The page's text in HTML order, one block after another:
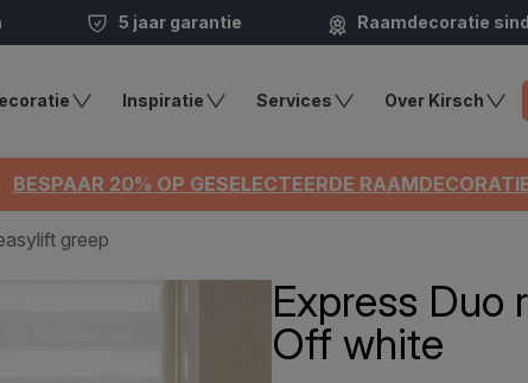
5 jaar garantie Raamdecoratie
Inspiratie Services Over Kirsch
BESPAAR 20% OP GESELECTEERDE
greep
Express Duo
Off white